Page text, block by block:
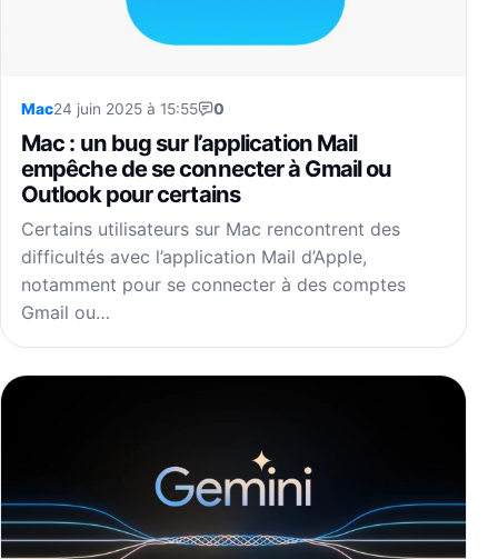
Mac24 juin 2025 à 15:55 0
Mac : un bug sur l’application Mail
empêche de se connecter à Gmail ou
Outlook pour certains
Certains utilisateurs sur Mac rencontrent des
difficultés avec l’application Mail d’Apple,
notamment pour se connecter à des comptes
Gmail ou…